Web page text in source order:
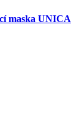
maska UNICA